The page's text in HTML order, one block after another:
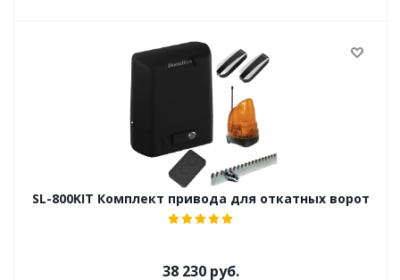
SL-800KIT Комплект привода для откатных ворот
38 230 руб.